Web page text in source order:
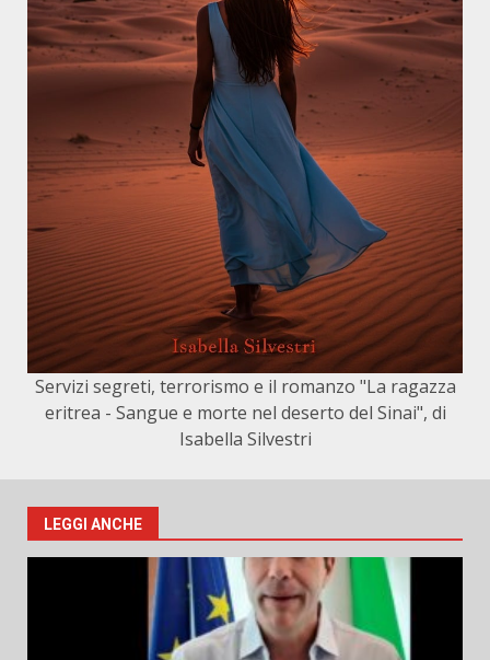
Servizi segreti, terrorismo e il romanzo "La ragazza
eritrea - Sangue e morte nel deserto del Sinai", di
Isabella Silvestri
LEGGI ANCHE